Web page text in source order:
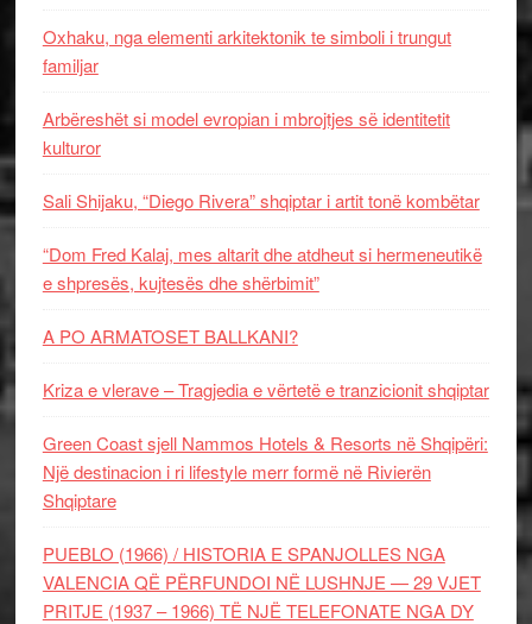
Oxhaku, nga elementi arkitektonik te simboli i trungut
familjar
Arbëreshët si model evropian i mbrojtjes së identitetit
kulturor
Sali Shijaku, “Diego Rivera” shqiptar i artit tonë kombëtar
“Dom Fred Kalaj, mes altarit dhe atdheut si hermeneutikë
e shpresës, kujtesës dhe shërbimit”
A PO ARMATOSET BALLKANI?
Kriza e vlerave – Tragjedia e vërtetë e tranzicionit shqiptar
Green Coast sjell Nammos Hotels & Resorts në Shqipëri:
Një destinacion i ri lifestyle merr formë në Rivierën
Shqiptare
PUEBLO (1966) / HISTORIA E SPANJOLLES NGA
VALENCIA QË PËRFUNDOI NË LUSHNJE — 29 VJET
PRITJE (1937 – 1966) TË NJË TELEFONATE NGA DY